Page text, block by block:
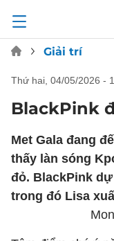
Giải trí
thứ hai, 04/05/2026 -
BlackPink
Met Gala đang
thấy làn sóng
đỏ. BlackPink
trong đó Lisa